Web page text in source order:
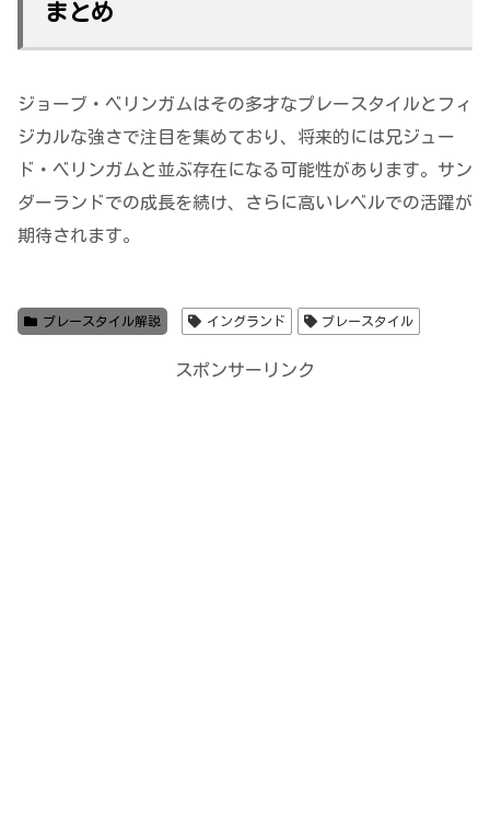
まとめ
ジョーブ・ベリンガムはその多才なプレースタイルとフィ
ジカルな強さで注目を集めており、将来的には兄ジュー
ド・ベリンガムと並ぶ存在になる可能性があります。サン
ダーランドでの成長を続け、さらに高いレベルでの活躍が
期待されます。
プレースタイル解説 イングランド プレースタイル
スポンサーリンク